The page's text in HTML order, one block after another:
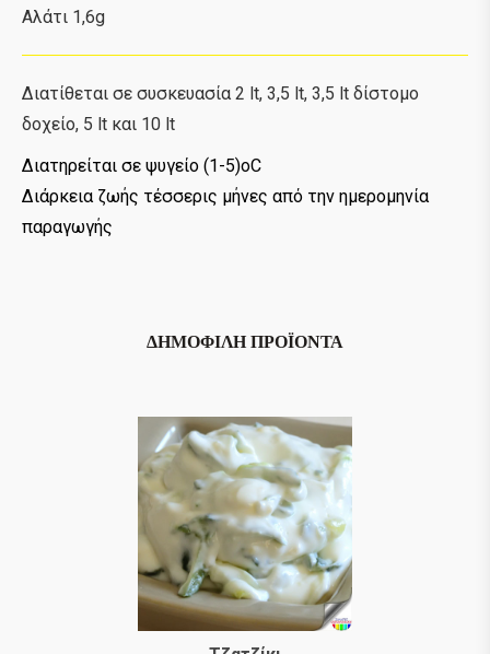
ΔΗΜΟΦΙΛΉ ΠΡΟΪΌΝΤΑ
Αλάτι 1,6g
Διατίθεται σε συσκευασία 2 lt, 3,5 lt, 3,5 lt δίστομο
δοχείο, 5 lt και 10 lt
Διατηρείται σε ψυγείο (1-5)οC
Διάρκεια ζωής τέσσερις μήνες από την ημερομηνία
παραγωγής